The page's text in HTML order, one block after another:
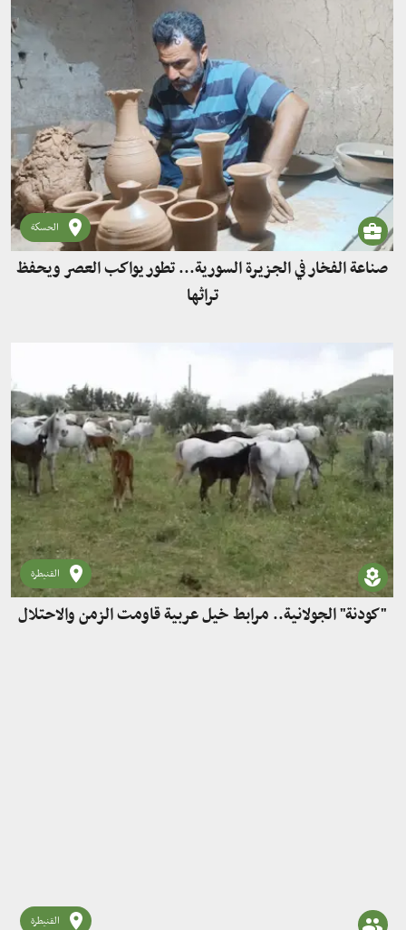
الحسكة
صناعة الفخار في الجزيرة السورية... تطور يواكب العصر ويحفظ
تراثها
القنيطرة
"كودنة" الجولانية.. مرابط خيل عربية قاومت الزمن والاحتلال
القنيطرة